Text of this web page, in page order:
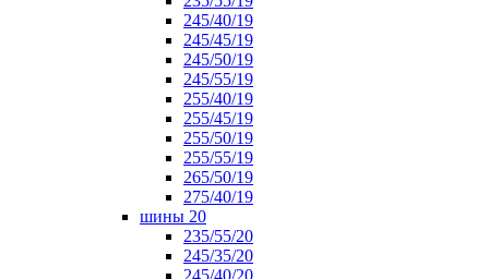
245/40/19
245/45/19
245/50/19
245/55/19
255/40/19
255/45/19
255/50/19
255/55/19
265/50/19
275/40/19
шины 20
235/55/20
245/35/20
245/40/20